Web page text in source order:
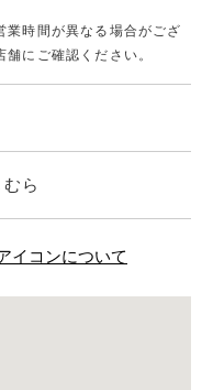
時間が異なる場合がござ
にご確認ください。
ら
イコンについて